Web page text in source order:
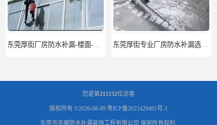
您是第211152位访客
版权所有 ©2026-08-09 粤ICP备2025429481号-1
东莞市华展防水补漏装饰工程有限公司 保留所有权利.